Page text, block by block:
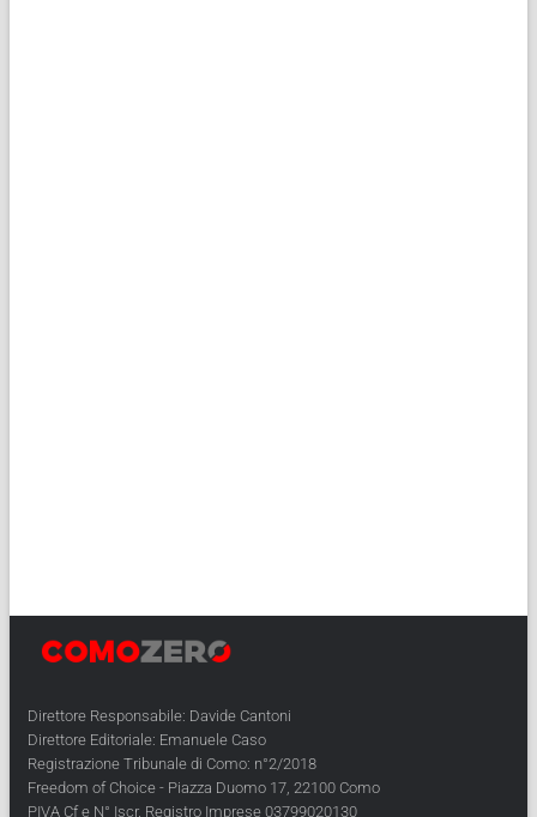
Direttore Responsabile: Davide Cantoni
Direttore Editoriale: Emanuele Caso
Registrazione Tribunale di Como: n°2/2018
Freedom of Choice - Piazza Duomo 17, 22100 Como
PIVA Cf e N° Iscr. Registro Imprese 03799020130